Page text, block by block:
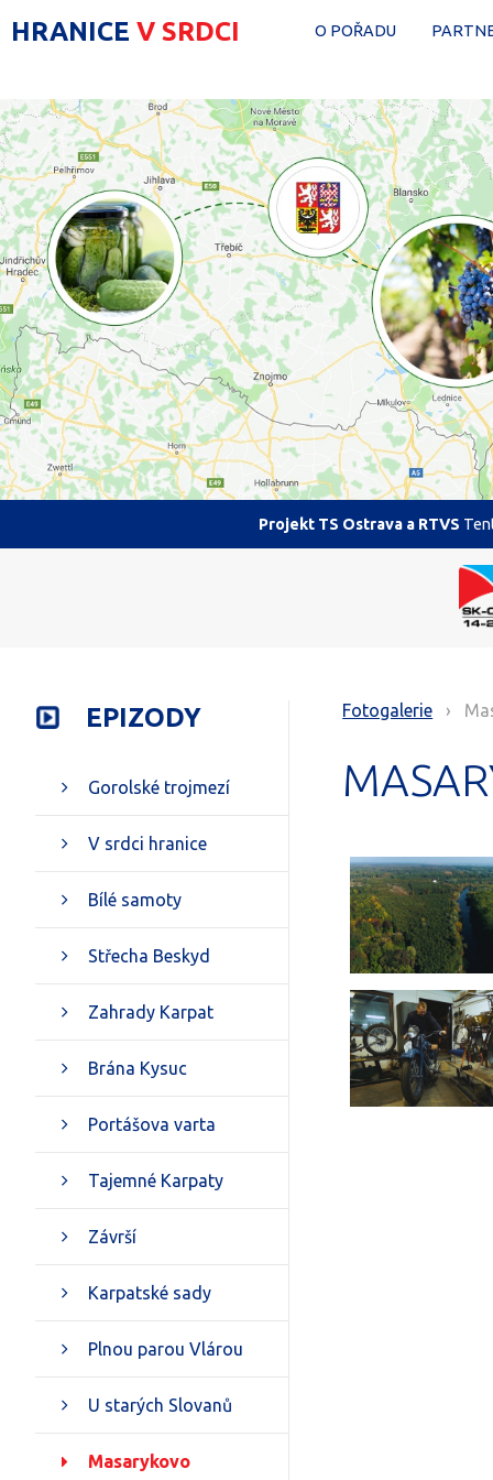
HRANICEV SRDCI O POŘADU
Projekt TS Ostrava a RTVS
EPIZODY
Gorolské trojmezí
V srdci hranice
Bílé samoty
Střecha Beskyd
Zahrady Karpat
Brána Kysuc
Portášova varta
Tajemné Karpaty
Závrší
Karpatské sady
Plnou parou Vlárou
U starých Slovanů
Masarykovo
Fotogalerie ›